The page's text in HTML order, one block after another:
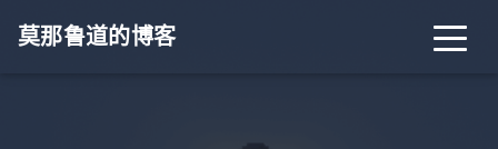
莫那鲁道的博客